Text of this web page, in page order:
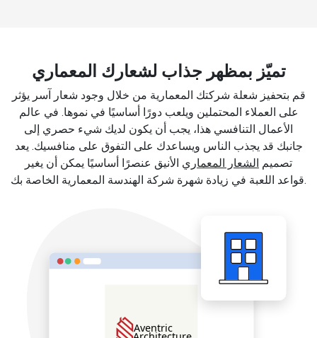
تميّز بمظهر جذاب لشعارك المعماري
قم بتحفيز شعلة شركتك المعمارية من خلال وجود شعار آسر يؤثر
على العملاء المحتملين ويلعب دورًا أساسيًا في نموها. في عالم
الأعمال التنافسي هذا، يجب أن يكون لديك شيء حصري إلى
جانبك قد يجذب الناس ويساعدك على التفوق على منافسيك. يعد
تصميم الشعار المعماري الأنيق عنصرًا أساسيًا يمكن أن يغير
قواعد اللعبة في زيادة شهرة شركة الهندسة المعمارية الخاصة بك.